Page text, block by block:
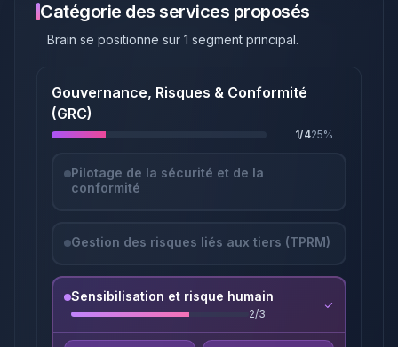
Catégorie des services proposés
Brain se positionne sur 1 segment principal.
Gouvernance, Risques & Conformité
(GRC)
1/425%
Pilotage de la sécurité et de la
conformité
Gestion des risques liés aux tiers (TPRM)
Sensibilisation et risque humain
2/3